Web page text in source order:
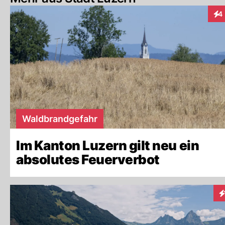
4
Waldbrandgefahr
Im Kanton Luzern gilt neu ein
absolutes Feuerverbot